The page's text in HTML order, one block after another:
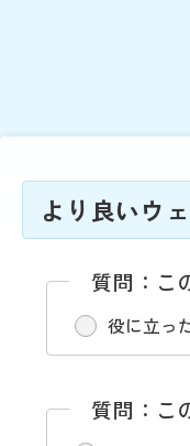
ー
より良いウ
質問：こ
役に立っ
質問：こ